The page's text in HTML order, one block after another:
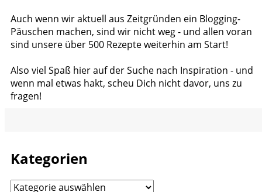
Auch wenn wir aktuell aus Zeitgründen ein Blogging-
Päuschen machen, sind wir nicht weg - und allen voran
sind unsere über 500 Rezepte weiterhin am Start!
Also viel Spaß hier auf der Suche nach Inspiration - und
wenn mal etwas hakt, scheu Dich nicht davor, uns zu
fragen!
Kategorien
Kategorien